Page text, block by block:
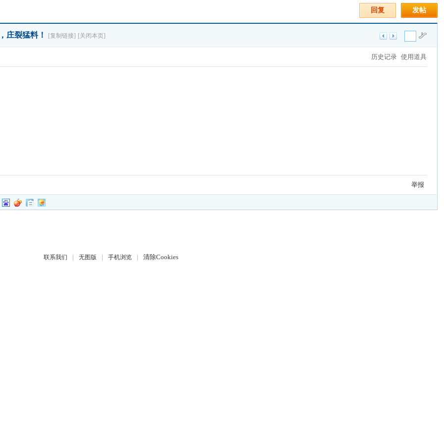
发帖
回复
庄裂猛料！ [复制链接] [关闭本页]
历史记录 使用道具
举报
联系我们 | 无图版 | 手机浏览 | 清除Cookies